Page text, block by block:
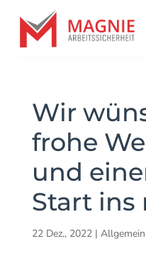
Wir
frohe
und
Start ins
22 Dez., 2022| Allgemein